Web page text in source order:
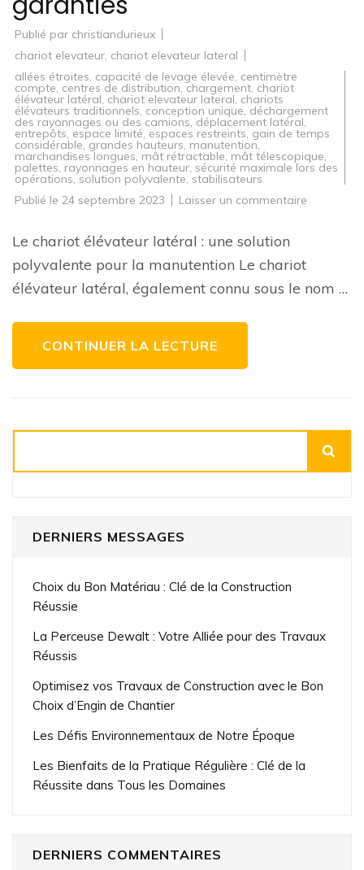
Publié par christiandurieux
chariot elevateur, chariot elevateur lateral
allées étroites, capacité de levage élevée, centimètre
compte, centres de distribution,chargement, chariot
élévateur latéral, chariot elevateur lateral, chariots
élévateurs traditionnels, conception unique, déchargement
des rayonnages ou des camions, déplacement latéral,
entrepôts, espace limité, espaces restreints, gain de temps
considérable, grandes hauteurs, manutention,
marchandises longues, mât rétractable, mât télescopique,
palettes, rayonnages en hauteur, sécurité maximale lors des
opérations,solution polyvalente, stabilisateurs
Publié le 24 septembre 2023 Laisser un commentaire
latéral
Le chariot élévateur latéral : une solution
polyvalente pour la manutention Le chariot
élévateur latéral, également connu sous le nom …
CONTINUER LA LECTURE
DERNIERS MESSAGES
Choix du Bon Matériau : Clé de la Construction
Réussie
La Perceuse Dewalt : Votre Alliée pour des Travaux
Réussis
Optimisez vos Travaux de Construction avec le Bon
Choix d’Engin de Chantier
Les Défis Environnementaux de Notre Époque
Les Bienfaits de la Pratique Régulière : Clé de la
Réussite dans Tous les Domaines
DERNIERS COMMENTAIRES